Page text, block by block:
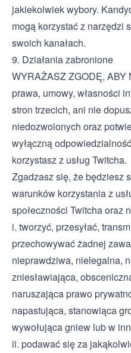
jakiekolwiek wybory.
mogą korzystać z narzędzi
swoich kanałach.
9. Działania zabronione
WYRAŻASZ ZGODĘ,
prawa, umowy, własności
stron trzecich, ani nie
niedozwolonych oraz
wyłączną
korzystasz z usług Twitcha.
Zgadzasz się, że będziesz
warunków korzystania z
społeczności Twitcha oraz
i. tworzyć, przesyłać,
przechowywać żadnej
nieprawdziwa, nielegalna,
zniesławiająca,
naruszająca prawo
napastująca, stanowiąca
wywołująca gniew lub w
ii. podawać się za